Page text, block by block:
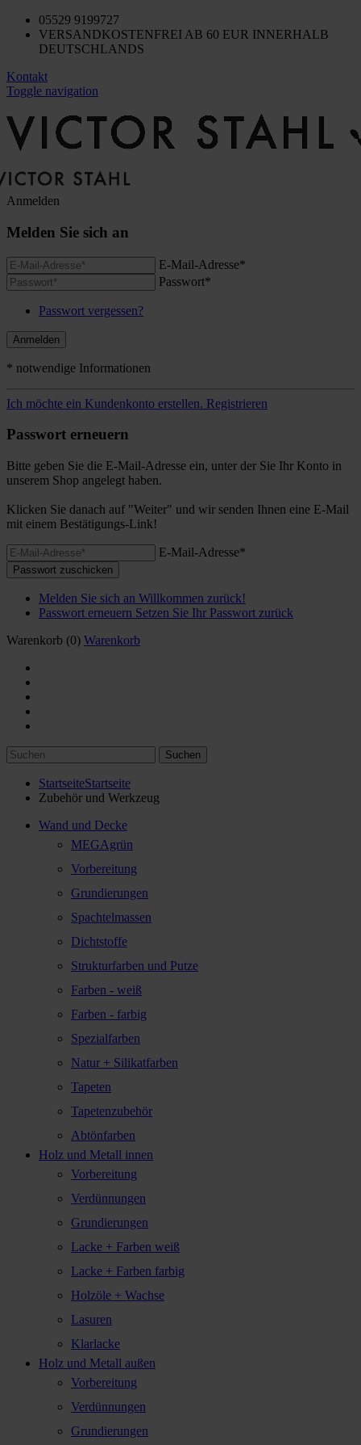
05529 9199727
VERSANDKOSTENFREI AB 60 EUR INNERHALB
DEUTSCHLANDS
Kontakt
Toggle navigation
Anmelden
Melden Sie sich an
E-Mail-Adresse*
Passwort*
Passwort vergessen?
Anmelden
* notwendige Informationen
Ich möchte ein Kundenkonto erstellen. Registrieren
Passwort erneuern
Bitte geben Sie die E-Mail-Adresse ein, unter der Sie Ihr Konto in
unserem Shop angelegt haben.
Klicken Sie danach auf "Weiter" und wir senden Ihnen eine E-Mail
mit einem Bestätigungs-Link!
E-Mail-Adresse*
Passwort zuschicken
Melden Sie sich an Willkommen zurück!
Passwort erneuern Setzen Sie Ihr Passwort zurück
Warenkorb (0) Warenkorb
Suchen
StartseiteStartseite
Zubehör und Werkzeug
Wand und Decke
MEGAgrün
Vorbereitung
Grundierungen
Spachtelmassen
Dichtstoffe
Strukturfarben und Putze
Farben - weiß
Farben - farbig
Spezialfarben
Natur + Silikatfarben
Tapeten
Tapetenzubehör
Abtönfarben
Holz und Metall innen
Vorbereitung
Verdünnungen
Grundierungen
Lacke + Farben weiß
Lacke + Farben farbig
Holzöle + Wachse
Lasuren
Klarlacke
Holz und Metall außen
Vorbereitung
Verdünnungen
Grundierungen